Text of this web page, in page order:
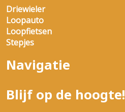
Driewieler
Loopauto
Loopfietsen
Stepjes
Navigatie
Blijf op de hoogte!